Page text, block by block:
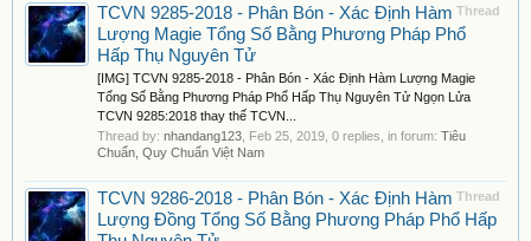
Thread
TCVN 9285-2018 - Phân Bón - Xác Định Hàm
Lượng Magie Tổng Số Bằng Phương Pháp Phổ
Hấp Thụ Nguyên Tử
[IMG] TCVN 9285-2018 - Phân Bón - Xác Định Hàm Lượng Magie
Tổng Số Bằng Phương Pháp Phổ Hấp Thụ Nguyên Tử Ngọn Lửa
TCVN 9285:2018 thay thế TCVN...
Thread by: nhandang123 Feb 25, 2019 , 0 replies, in forum: Tiêu
Chuẩn, Quy Chuẩn Việt Nam
Thread
TCVN 9286-2018 - Phân Bón - Xác Định Hàm
Lượng Đồng Tổng Số Bằng Phương Pháp Phổ Hấp